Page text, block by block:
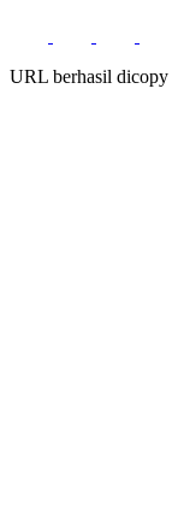
URL berhasil dicopy